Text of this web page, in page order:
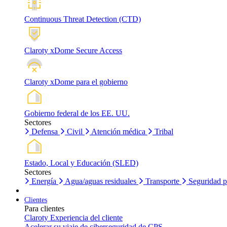
Continuous Threat Detection (CTD)
Claroty xDome Secure Access
Claroty xDome para el gobierno
Gobierno federal de los EE. UU.
Sectores
Defensa
Civil Atención médica Tribal
Estado, Local y Educación (SLED)
Sectores
Energía
Agua/aguas residuales Transporte Seguridad
Clientes
Para clientes
Claroty Experiencia del cliente